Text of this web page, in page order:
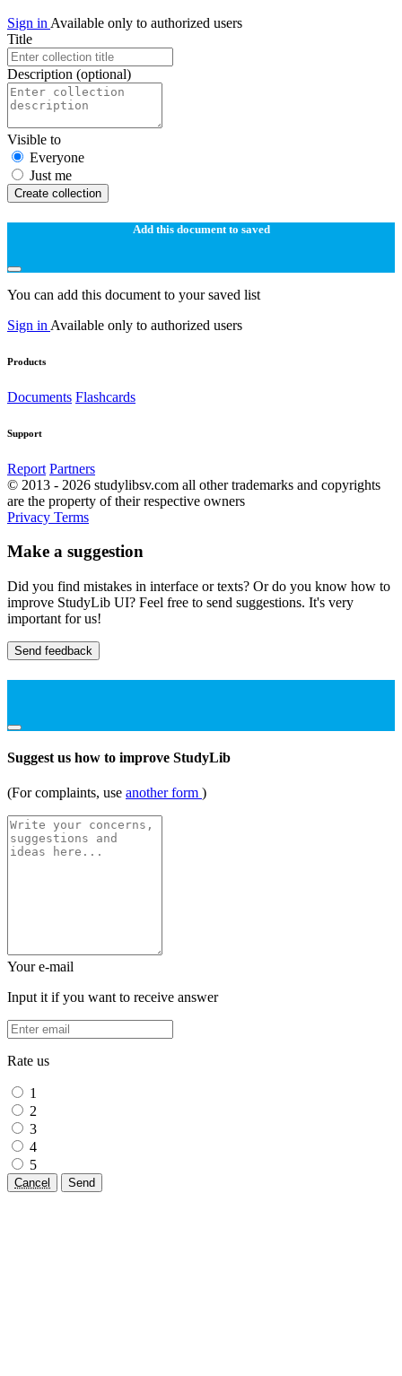
Sign in Available only to authorized users
Title
Description (optional)
Visible to
Everyone
Just me
Create collection
Add this document to saved
You can add this document to your saved list
Sign in Available only to authorized users
Products
Documents Flashcards
Support
Report Partners
© 2013 - 2026 studylibsv.com all other trademarks and copyrights
are the property of their respective owners
Privacy Terms
Make a suggestion
Did you find mistakes in interface or texts? Or do you know how to
improve StudyLib UI? Feel free to send suggestions. It's very
important for us!
Send feedback
Suggest us how to improve StudyLib
(For complaints, use another form )
Your e-mail
Input it if you want to receive answer
Rate us
1
2
3
4
5
Cancel Send